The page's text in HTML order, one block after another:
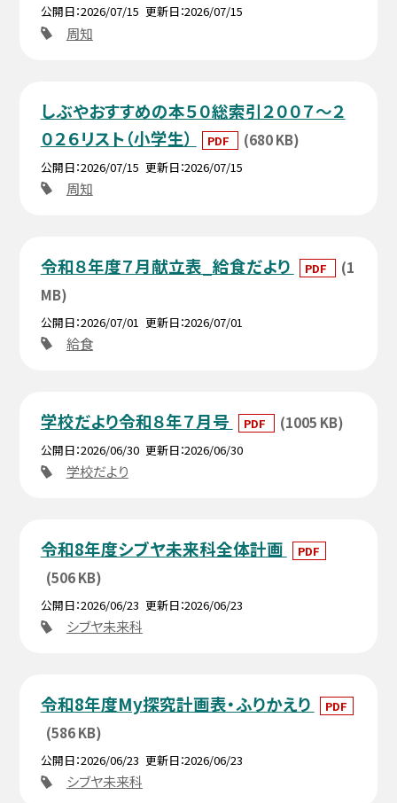
公開日 2026/07/15 更新日 2026/07/15
周知
しぶやおすすめの本５０総索引２００７～２
０２６リスト（小学生）
PDF (680 KB)
公開日 2026/07/15 更新日 2026/07/15
周知
令和８年度７月献立表_給食だより PDF
(1
MB)
公開日 2026/07/01 更新日 2026/07/01
給食
学校だより令和８年７月号 PDF (1005 KB)
公開日 2026/06/30 更新日 2026/06/30
学校だより
令和8年度シブヤ未来科全体計画 PDF
(506 KB)
公開日 2026/06/23 更新日 2026/06/23
シブヤ未来科
令和8年度My探究計画表・ふりかえり PDF
(586 KB)
公開日 2026/06/23 更新日 2026/06/23
シブヤ未来科